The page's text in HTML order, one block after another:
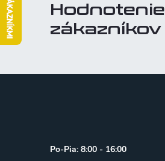
Hodnotenie
zákazníkov
Po-Pia: 8:00 - 16:00